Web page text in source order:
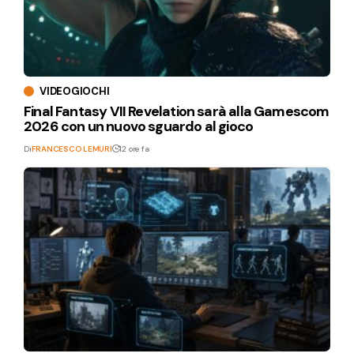
VIDEOGIOCHI
Final Fantasy VII Revelation sarà alla Gamescom
2026 con un nuovo sguardo al gioco
DiFRANCESCO LEMURI 12 ore fa